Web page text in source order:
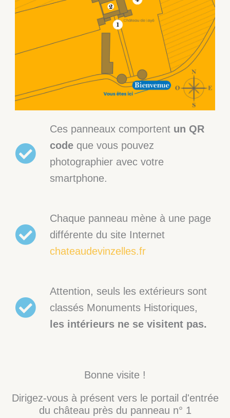
Ces panneaux comportent un QR
code que vous pouvez
photographier avec votre
smartphone.
Chaque panneau mène à une page
différente du site Internet
chateaudevinzelles.fr
Attention, seuls les extérieurs sont
classés Monuments Historiques,
les intérieurs ne se visitent pas.
Bonne visite !
Dirigez-vous à présent vers le portail d'entrée
du château près du panneau n° 1